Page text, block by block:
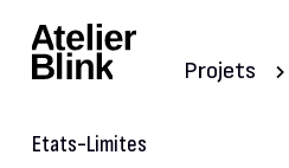
Projets
Etats-Limites